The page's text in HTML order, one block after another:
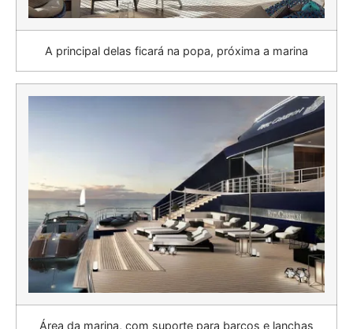
A principal delas ficará na popa, próxima a marina
Área da marina, com suporte para barcos e lanchas